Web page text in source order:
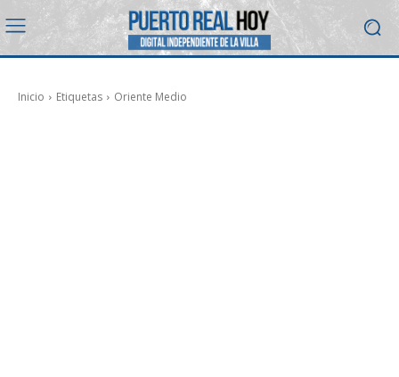
Inicio Etiquetas Oriente Medio